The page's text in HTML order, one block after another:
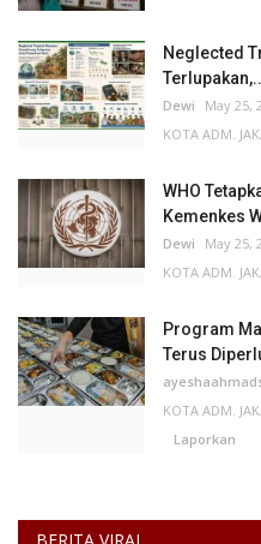
Neglected
Dewi May 25,
KOTA ADM.
WHO
Kemenkes
Dewi May 25,
KOTA ADM.
Program
Terus
KOTA ADM.
Laporkan
BERITA VIRAL